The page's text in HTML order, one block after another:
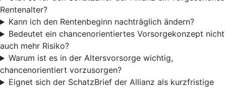
Rentenalter?
Kann ich den Rentenbeginn nachträglich ändern?
Bedeutet ein chancenorientiertes Vorsorgekonzept nicht
auch mehr Risiko?
Warum ist es in der Altersvorsorge wichtig,
chancenorientiert vorzusorgen?
Eignet sich der SchatzBrief der Allianz als kurzfristige